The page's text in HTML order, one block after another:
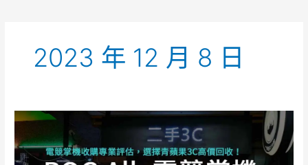
2023 年 12 月 8 日
ROG
電
競